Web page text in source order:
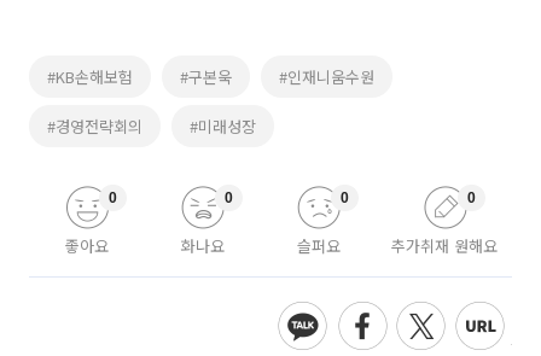
#KB손해보험 #구본욱 #인재니움수원
#경영전략회의 #미래성장
좋아요
0
화나요
0
슬퍼요
0
추가취재 원해요
0